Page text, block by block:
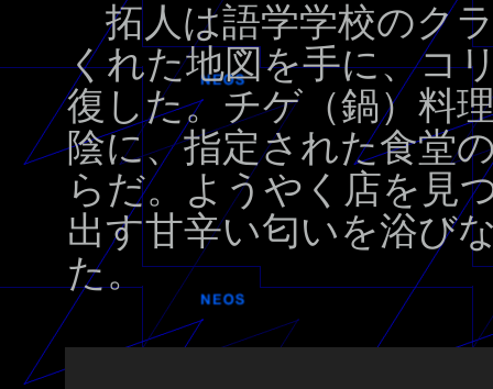
拓人は語学学校のク
くれた地図を手に、コ
復した。チゲ（鍋）料
陰に、指定された食堂
らだ。ようやく店を見
出す甘辛い匂いを浴び
た。